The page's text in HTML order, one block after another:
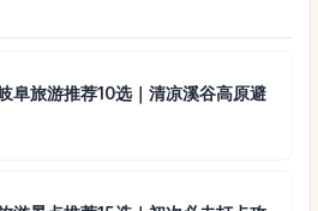
阜旅游推荐10选｜清凉溪谷高原避